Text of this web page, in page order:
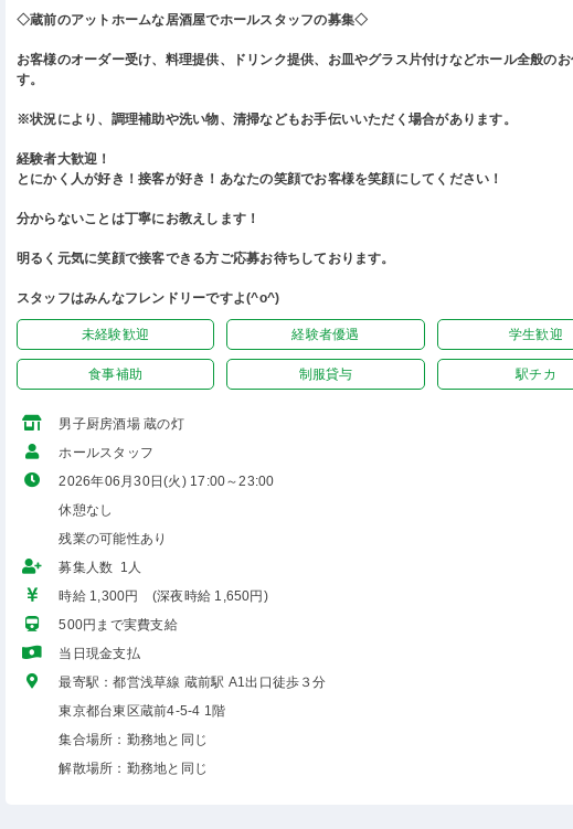
◇蔵前のアットホームな居酒屋でホールスタッフの募集◇
お客様のオーダー受け、料理提供、ドリンク提供、お皿やグラス片付けなどホール全般の
す。
※状況により、調理補助や洗い物、清掃などもお手伝いいただく場合があります。
経験者大歓迎！
とにかく人が好き！接客が好き！あなたの笑顔でお客様を笑顔にしてください！
分からないことは丁寧にお教えします！
明るく元気に笑顔で接客できる方ご応募お待ちしております。
スタッフはみんなフレンドリーですよ(^o^)
未経験歓迎 経験者優遇 学生歓迎
食事補助 制服貸与 駅チカ
男子厨房酒場 蔵の灯
ホールスタッフ
2026年06月30日(火) 17:00～23:00
休憩なし
残業の可能性あり
募集人数 1人
時給 1,300円 (深夜時給 1,650円)
500円まで実費支給
当日現金支払
最寄駅：都営浅草線 蔵前駅 A1出口徒歩３分
東京都台東区蔵前4-5-4 1階
集合場所：勤務地と同じ
解散場所：勤務地と同じ